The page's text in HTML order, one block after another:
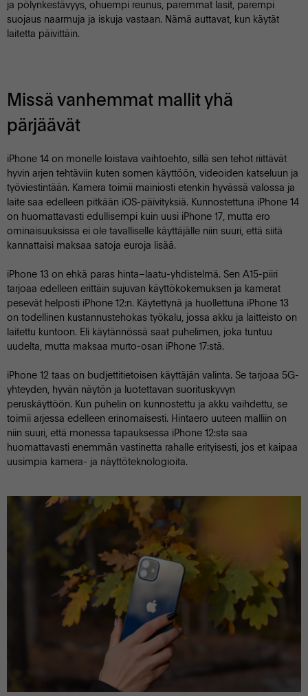
ja pölynkestävyys, ohuempi reunus, paremmat lasit, parempi
suojaus naarmuja ja iskuja vastaan. Nämä auttavat, kun käytät
laitetta päivittäin.
Missä vanhemmat mallit yhä
pärjäävät
iPhone 14 on monelle loistava vaihtoehto, sillä sen tehot riittävät
hyvin arjen tehtäviin kuten somen käyttöön, videoiden katseluun ja
työviestintään. Kamera toimii mainiosti etenkin hyvässä valossa ja
laite saa edelleen pitkään iOS-päivityksiä. Kunnostettuna iPhone 14
on huomattavasti edullisempi kuin uusi iPhone 17, mutta ero
ominaisuuksissa ei ole tavalliselle käyttäjälle niin suuri, että siitä
kannattaisi maksaa satoja euroja lisää.
iPhone 13 on ehkä paras hinta–laatu-yhdistelmä. Sen A15-piiri
tarjoaa edelleen erittäin sujuvan käyttökokemuksen ja kamerat
pesevät helposti iPhone 12:n. Käytettynä ja huollettuna iPhone 13
on todellinen kustannustehokas työkalu, jossa akku ja laitteisto on
laitettu kuntoon. Eli käytännössä saat puhelimen, joka tuntuu
uudelta, mutta maksaa murto-osan iPhone 17:stä.
iPhone 12 taas on budjettitietoisen käyttäjän valinta. Se tarjoaa 5G-
yhteyden, hyvän näytön ja luotettavan suorituskyvyn
peruskäyttöön. Kun puhelin on kunnostettu ja akku vaihdettu, se
toimii arjessa edelleen erinomaisesti. Hintaero uuteen malliin on
niin suuri, että monessa tapauksessa iPhone 12:sta saa
huomattavasti enemmän vastinetta rahalle erityisesti, jos et kaipaa
uusimpia kamera- ja näyttöteknologioita.